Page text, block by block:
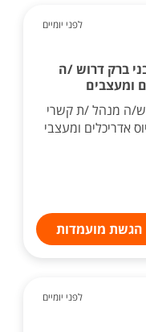
לפני יומיים
ברק דרוש /ה
ומעצבים
ה מנהל /ת קשרי
אדריכלים ומעצבי
הגשת מועמדות
לפני יומיים